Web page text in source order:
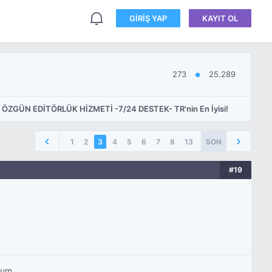
GIRIŞ YAP KAYIT OL
273 ● 25.289
EDİTÖRLÜK HİZMETİ -7/24 DESTEK- TR'nin En İyisi!
1 2 3 4 5 6 7 8 13 SON
#19